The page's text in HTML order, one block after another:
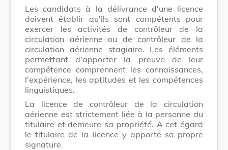
Les candidats à la délivrance d'une licence
doivent établir qu'ils sont compétents pour
exercer les activités de contrôleur de la
circulation aérienne ou de contrôleur de la
circulation aérienne stagiaire. Les éléments
permettant d'apporter la preuve de leur
compétence comprennent les connaissances,
l'expérience, les aptitudes et les compétences
linguistiques.
La licence de contrôleur de la circulation
aérienne est strictement liée à la personne du
titulaire et demeure sa propriété. A cet égard
le titulaire de la licence y apporte sa propre
signature.